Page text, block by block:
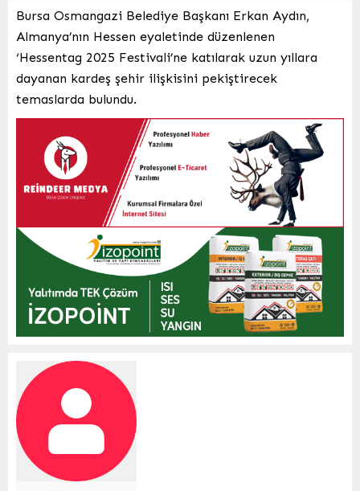
Bursa Osmangazi Belediye Başkanı Erkan Aydın,
Almanya’nın Hessen eyaletinde düzenlenen
‘Hessentag 2025 Festivali’ne katılarak uzun yıllara
dayanan kardeş şehir ilişkisini pekiştirecek
temaslarda bulundu.